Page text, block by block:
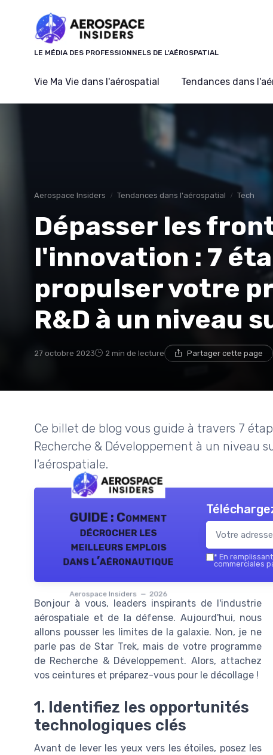
LE MÉDIA DES PROFESSIONNELS DE L'AÉROSPATIAL
Vie Ma Vie dans l'aérospatial Tendances dans
Aerospace Insiders Tendances dans l'aérospatial Tech
Dépasser les
l'innovation : 7
propulser votre
R&D à un niveau
27 octobre 2023 2 min de lecture Partager cette page
Ce billet de blog vous guide à travers 7
Recherche & Développement à un niveau
l'aérospatiale.
GUIDE : Comment
décrocher les
meilleurs emplois
dans l’aéronautique
Aerospace Insiders — 2026
* En
commerciales
Bonjour à vous, leaders inspirants de l'industrie
aérospatiale et de la défense. Aujourd'hui, nous
allons pousser les limites de la galaxie. Non, je ne
parle pas de Star Trek, mais de votre programme
de Recherche & Développement. Alors, attachez
vos ceintures et préparez-vous pour le décollage !
1. Identifiez les opportunités
technologiques clés
Avant de lever les yeux vers les étoiles, posez les